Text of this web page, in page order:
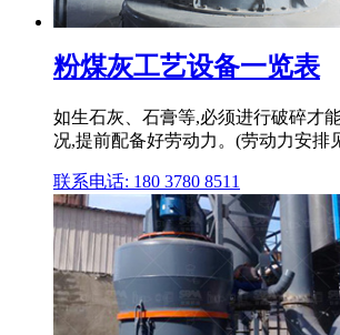
粉煤灰工艺设备一览表
如生石灰、石膏等,必须进行破碎才
况,提前配备好劳动力。(劳动力安排
联系电话: 180 3780 8511